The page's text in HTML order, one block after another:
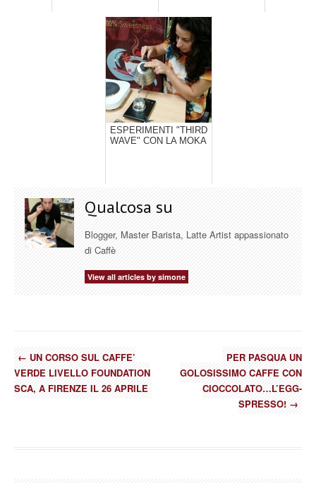
ESPERIMENTI "THIRD
WAVE" CON LA MOKA
Qualcosa su
Blogger, Master Barista, Latte Artist appassionato
di Caffè
View all articles by simone
←UN CORSO SUL CAFFE’
VERDE LIVELLO FOUNDATION
SCA, A FIRENZE IL 26 APRILE
PER PASQUA UN
GOLOSISSIMO CAFFE CON
CIOCCOLATO…L’EGG-
SPRESSO!→